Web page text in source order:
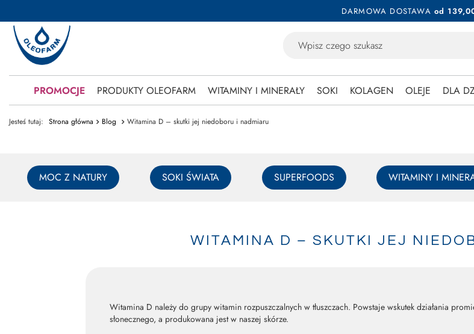
DARMOWA DOSTAWA od
PROMOCJE PRODUKTY OLEOFARM WITAMINY I MINERAŁY SOKI KOLAGEN OLEJE DLA
Jesteś tutaj: Strona główna Blog Witamina D – skutki jej niedoboru i nadmiaru
MOC Z NATURY SOKI ŚWIATA SUPERFOODS WITAMINY I
WITAMINA D – SKUTKI JEJ
Witamina D należy do grupy witamin rozpuszczalnych w tłuszczach. Powstaje wskutek działania
słonecznego, a produkowana jest w naszej skórze.